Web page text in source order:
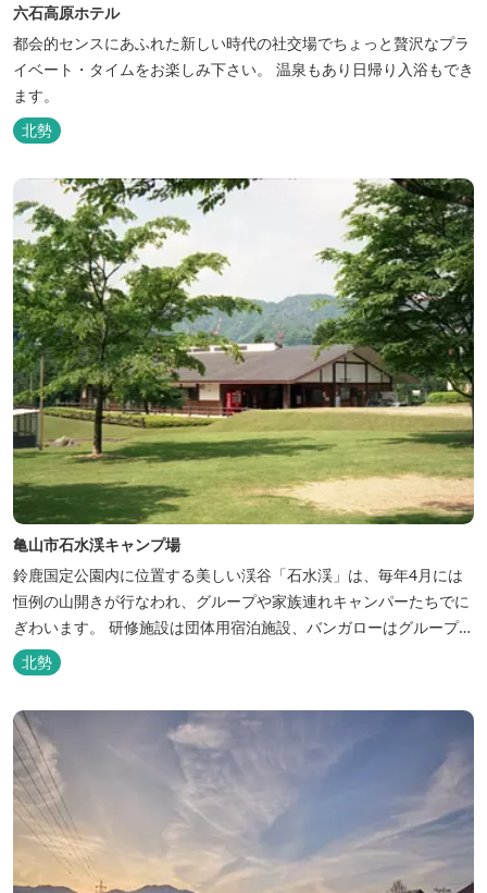
六石高原ホテル
都会的センスにあふれた新しい時代の社交場でちょっと贅沢なプラ
イベート・タイムをお楽しみ下さい。 温泉もあり日帰り入浴もでき
ます。
北勢
亀山市石水渓キャンプ場
鈴鹿国定公園内に位置する美しい渓谷「石水渓」は、毎年4月には
恒例の山開きが行なわれ、グループや家族連れキャンパーたちでに
ぎわいます。 研修施設は団体用宿泊施設、バンガローはグループ・
家族連れ用宿泊施設として、ハイキングやキャンプの拠点として最
適です。
北勢